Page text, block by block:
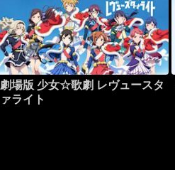
劇場版 少女☆歌劇 レヴュースタ
ァライト